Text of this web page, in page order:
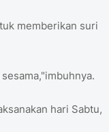
memberikan suri
hari Sabtu,